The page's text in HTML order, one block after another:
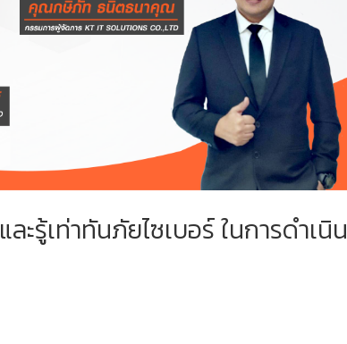
รู้เท่าทันภัยไซเบอร์ ในการดำเนิน